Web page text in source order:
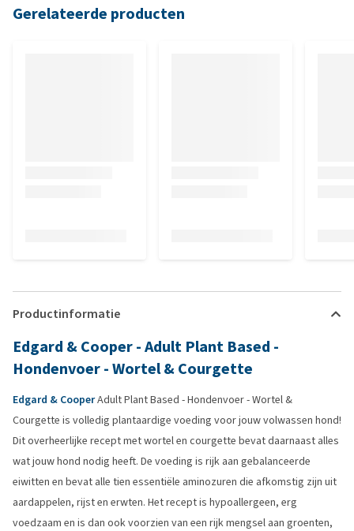
Gerelateerde producten
Productinformatie
Edgard & Cooper - Adult Plant Based -
Hondenvoer - Wortel & Courgette
Edgard & CooperAdult Plant Based - Hondenvoer - Wortel &
Courgette is volledig plantaardige voeding voor jouw volwassen hond!
Dit overheerlijke recept met wortel en courgette bevat daarnaast alles
wat jouw hond nodig heeft. De voeding is rijk aan gebalanceerde
eiwitten en bevat alle tien essentiële aminozuren die afkomstig zijn uit
aardappelen, rijst en erwten. Het recept is hypoallergeen, erg
voedzaam en is dan ook voorzien van een rijk mengsel aan groenten,